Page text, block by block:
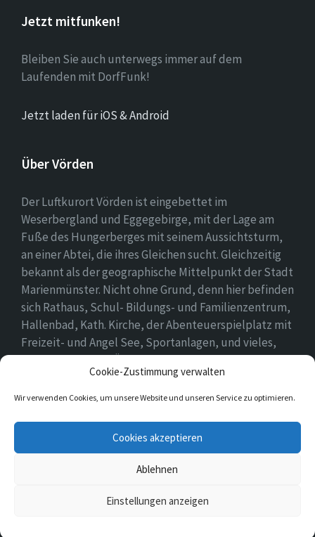
Cookie-Zustimmung verwalten
Wir verwenden Cookies, um unsere Website und unseren Service zu optimieren.
Cookies akzeptieren
Ablehnen
Einstellungen anzeigen
Jetzt mitfunken!
Bleiben Sie auch unterwegs immer auf dem
Laufenden mit DorfFunk!
Jetzt laden für iOS & Android
Über Vörden
Der Luftkurort Vörden ist eingebettet im
Weserbergland und Eggegebirge, mit der Lage am
Fuße des Hungerberges mit seinem Aussichtsturm,
an einer Abtei, die ihres Gleichen sucht. Gleichzeitig
bekannt als der geographische Mittelpunkt der Stadt
Marienmünster. Nicht ohne Grund, denn hier befinden
sich Rathaus, Schul- Bildungs- und Familienzentrum,
Hallenbad, Kath. Kirche, der Abenteuerspielplatz mit
Freizeit- und Angel See, Sportanlagen, und vieles,
vieles mehr. Einen Überblick findet ihr hier auf
unserer Webseite..